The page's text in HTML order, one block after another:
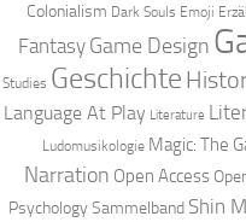
Colonialism Dark Souls Emoji
Fantasy Game Design
Studies Geschichte
Language At Play Literature
Ludomusikologie Magic: The
Narration Open Access
PsychologySammelband Shin